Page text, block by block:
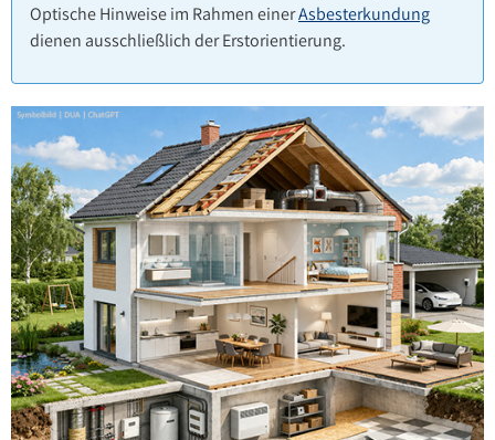
Optische Hinweise im Rahmen einerAsbesterkundung
dienen ausschließlich der Erstorientierung.